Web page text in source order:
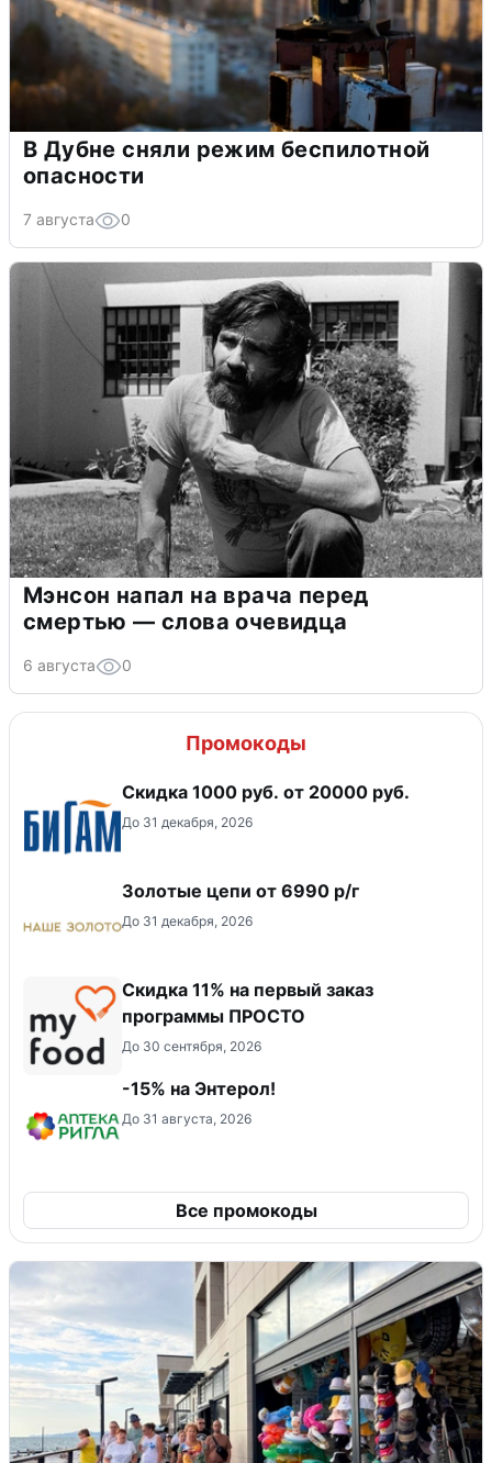
В Дубне сняли режим беспилотной
опасности
7 августа 0
Мэнсон напал на врача перед
смертью — слова очевидца
6 августа 0
Промокоды
​Скидка 1000 руб. от 20000 руб.
До 31 декабря, 2026
Золотые цепи от 6990 р/г
До 31 декабря, 2026
Скидка 11% на первый заказ
программы ПРОСТО
До 30 сентября, 2026
-15% на Энтерол!
До 31 августа, 2026
Все промокоды